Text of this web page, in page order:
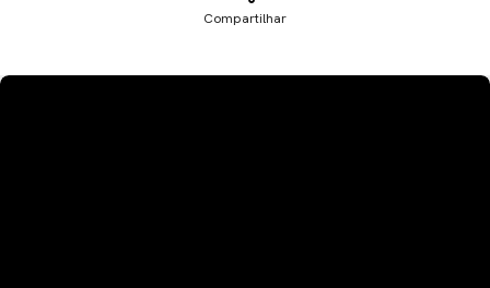
Compartilhar